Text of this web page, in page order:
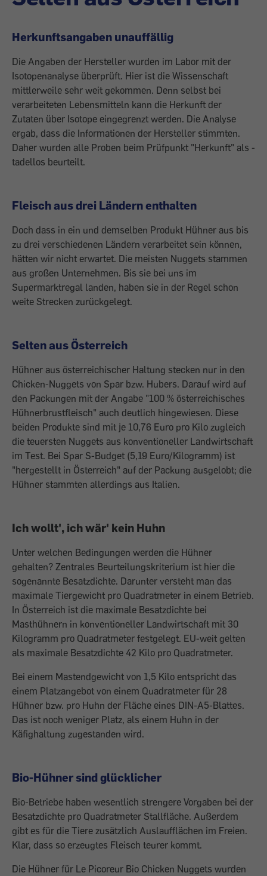
Herkunftsangaben unauffällig
Die Angaben der Hersteller wurden im ­Labor mit der
Isotopenanalyse überprüft. Hier ist die Wissenschaft
mittlerweile sehr weit gekommen. Denn selbst bei
verarbeiteten Lebensmitteln kann die Herkunft der
Zutaten über Isotope eingegrenzt werden. Die Analyse
ergab, dass die Informationen der Hersteller stimmten.
Daher wurden alle Proben beim Prüfpunkt "Herkunft" als ­
tadellos beurteilt.
Fleisch aus drei Ländern enthalten
Doch dass in ein und demselben Produkt Hühner aus bis
zu drei verschiedenen Ländern verarbeitet sein können,
hätten wir nicht erwartet. Die ­meisten Nuggets stammen
aus großen ­Unternehmen. Bis sie bei uns im
Supermarktregal landen, haben sie in der Regel schon
weite Strecken zurückgelegt.
Selten aus Österreich
Hühner aus österreichischer Haltung stecken nur in den
Chicken-Nuggets von Spar bzw. Hubers. Darauf wird auf
den Packungen mit der Angabe "100 % österreichisches
Hühnerbrustfleisch" auch deutlich hingewiesen. Diese
beiden Produkte sind mit je 10,76 Euro pro Kilo zugleich
die teuersten Nuggets aus konventioneller Landwirtschaft
im Test. Bei Spar S-Budget (5,19 Euro/Kilogramm) ist
"hergestellt in Österreich" auf der Packung ausgelobt; die
Hühner stammten allerdings aus Italien.
Ich wollt', ich wär' kein Huhn
Unter welchen Bedingungen werden die Hühner
gehalten? Zentrales Beurteilungskriterium ist hier die
sogenannte Besatzdichte. Darunter versteht man das
maxi­male Tiergewicht pro Quadratmeter in einem Betrieb.
In Österreich ist die maximale ­Besatzdichte bei
Masthühnern in konventioneller Landwirtschaft mit 30
Kilogramm pro Quadratmeter festgelegt. EU-weit ­gelten
als maximale Besatzdichte 42 Kilo pro Quadratmeter.
Bei einem Mastend­gewicht von 1,5 Kilo entspricht das
einem Platzangebot von einem Quadratmeter für 28
Hühner bzw. pro Huhn der Fläche eines DIN-A5-Blattes.
Das ist noch weniger Platz, als einem Huhn in der
Käfighaltung zugestanden wird.
Bio-Hühner sind glücklicher
Bio-Betriebe haben wesentlich strengere Vorgaben bei der
Besatzdichte pro Quadratmeter Stallfläche. Außerdem
gibt es für die Tiere zusätzlich Auslaufflächen im Freien.
Klar, dass so erzeugtes Fleisch teurer kommt.
Die Hühner für Le Picoreur Bio Chicken Nuggets wurden